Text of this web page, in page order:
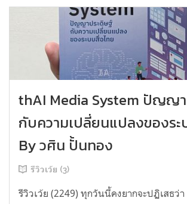
thAI Media System ปัญญ
กับความเปลี่ยนแปลงของระ
By วศิน ปั้นทอง
รีวิวเว้ย (3)
รีวิวเว้ย (2249) ทุกวันนี้คงยากจะปฏิเสธว่